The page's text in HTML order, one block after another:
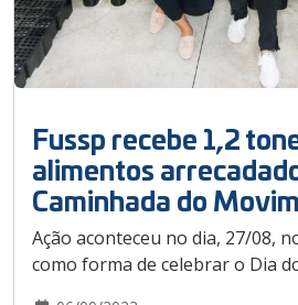
Fussp recebe 1,2
alimentos
Caminhada do
Ação aconteceu no dia, 27/08,
como forma de celebrar o Dia